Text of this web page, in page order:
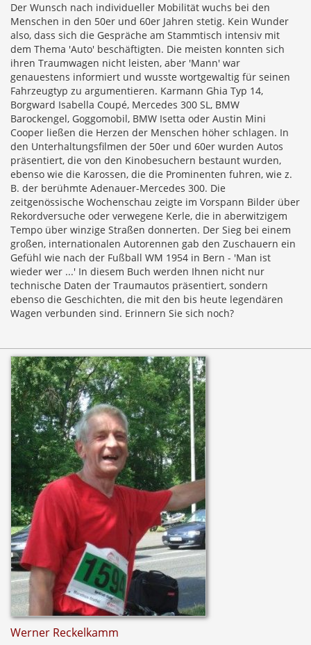
Der Wunsch nach individueller Mobilität wuchs bei den
Menschen in den 50er und 60er Jahren stetig. Kein Wunder
also, dass sich die Gespräche am Stammtisch intensiv mit
dem Thema 'Auto' beschäftigten. Die meisten konnten sich
ihren Traumwagen nicht leisten, aber 'Mann' war
genauestens informiert und wusste wortgewaltig für seinen
Fahrzeugtyp zu argumentieren. Karmann Ghia Typ 14,
Borgward Isabella Coupé, Mercedes 300 SL, BMW
Barockengel, Goggomobil, BMW Isetta oder Austin Mini
Cooper ließen die Herzen der Menschen höher schlagen. In
den Unterhaltungsfilmen der 50er und 60er wurden Autos
präsentiert, die von den Kinobesuchern bestaunt wurden,
ebenso wie die Karossen, die die Prominenten fuhren, wie z.
B. der berühmte Adenauer-Mercedes 300. Die
zeitgenössische Wochenschau zeigte im Vorspann Bilder über
Rekordversuche oder verwegene Kerle, die in aberwitzigem
Tempo über winzige Straßen donnerten. Der Sieg bei einem
großen, internationalen Autorennen gab den Zuschauern ein
Gefühl wie nach der Fußball WM 1954 in Bern - 'Man ist
wieder wer ...' In diesem Buch werden Ihnen nicht nur
technische Daten der Traumautos präsentiert, sondern
ebenso die Geschichten, die mit den bis heute legendären
Wagen verbunden sind. Erinnern Sie sich noch?
Werner Reckelkamm